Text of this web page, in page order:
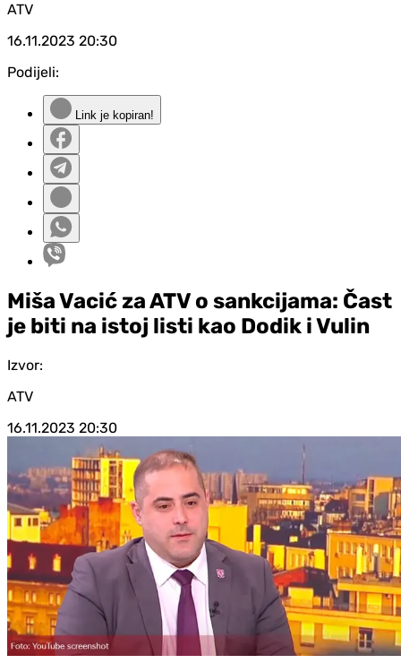
ATV
16.11.2023 20:30
Podijeli:
Link je kopiran!
Miša Vacić za ATV o sankcijama: Čast
je biti na istoj listi kao Dodik i Vulin
Izvor:
ATV
16.11.2023 20:30